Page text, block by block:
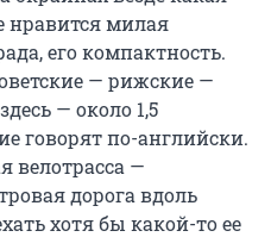
нравится милая
его компактность.
— рижские —
— около 1,5
говорят по-английски.
велотрасса —
дорога вдоль
хотя бы какой-то ее